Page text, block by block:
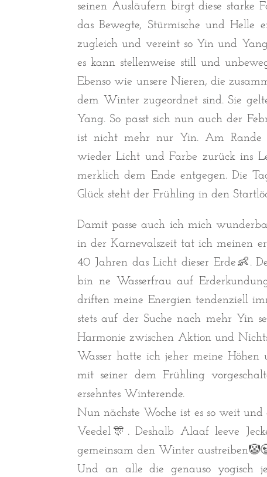
seinen Ausläufern birgt diese starke
das Bewegte, Stürmische und
zugleich und vereint so Yin und
es kann stellenweise still und
Ebenso wie unsere Nieren, die
dem Winter zugeordnet sind. Sie
Yang. So passt sich nun auch der
ist nicht mehr nur Yin. Am Rande
wieder Licht und Farbe zurück ins
merklich dem Ende entgegen. Die
Glück steht der Frühling in den
Damit passe auch ich mich
in der Karnevalszeit tat ich meinen
40 Jahren das Licht dieser Erde👶.
bin ne Wasserfrau auf
driften meine Energien tendenziell
stets auf der Suche nach mehr Yin
Harmonie zwischen Aktion und
Wasser hatte ich jeher meine
mit seiner dem Frühling
ersehntes Winterende.
Nun nächste Woche ist es so weit
Veedel🎊. Deshalb Alaaf leeve
gemeinsam den Winter
Und an alle die genauso yogisch